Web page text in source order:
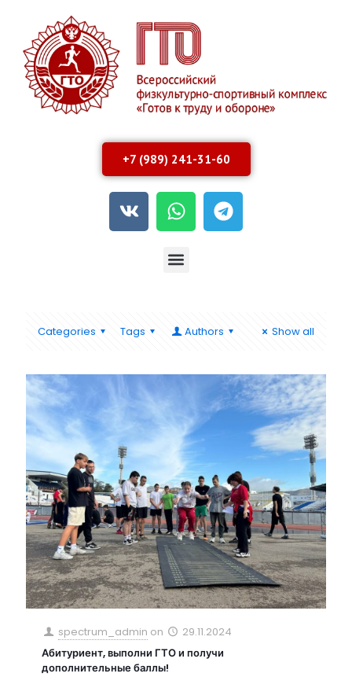
+7 (989) 241-31-60
Categories Tags Authors Show all
spectrum_admin on
29.11.2024
Абитуриент, выполни ГТО и получи
дополнительные баллы!